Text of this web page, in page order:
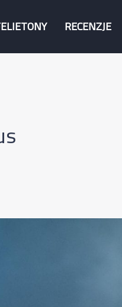
RECENZJE